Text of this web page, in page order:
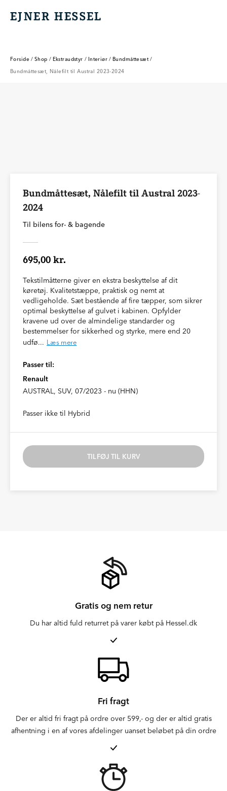
EJNER HESSEL
EJNER HESSEL
Forside / Shop / Ekstraudstyr / Interiør / Bundmåttesæt /
Bundmåttesæt, Nålefilt til Austral 2023-2024
Bundmåttesæt, Nålefilt til Austral 2023-
2024
Til bilens for- & bagende
695,00 kr.
Tekstilmåtterne giver en ekstra beskyttelse af dit
køretøj. Kvalitetstæppe, praktisk og nemt at
vedligeholde. Sæt bestående af fire tæpper, som sikrer
optimal beskyttelse af gulvet i kabinen. Opfylder
kravene ud over de almindelige standarder og
bestemmelser for sikkerhed og styrke, mere end 20
udfø... Læs mere
Passer til:
Renault
AUSTRAL, SUV, 07/2023 - nu (HHN)
Passer ikke til Hybrid
TILFØJ TIL KURV
Gratis og nem retur
Du har altid fuld returret på varer købt på Hessel.dk
Fri fragt
Der er altid fri fragt på ordre over 599,- og der er altid gratis
afhentning i en af vores afdelinger uanset beløbet på din ordre